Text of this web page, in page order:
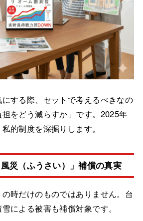
する際、セットで考えるべきなの
をどう減らすか」です。2025年
的制度を深掘りします。
災（ふうさい）」補償の真実
時だけのものではありません。台
による被害も補償対象です。